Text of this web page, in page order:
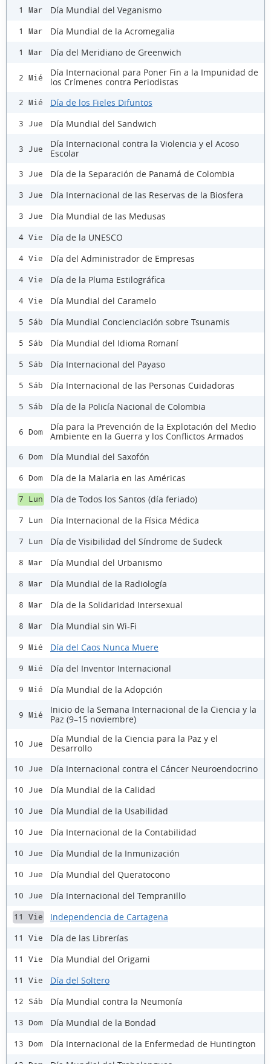
1 Mar Día Mundial del Veganismo
1 Mar Día Mundial de la Acromegalia
1 Mar Día del Meridiano de Greenwich
2 Mié
Día Internacional para Poner Fin a la Impunidad de
los Crímenes contra Periodistas
2 Mié Día de los Fieles Difuntos
3 Jue Día Mundial del Sandwich
3 Jue
Día Internacional contra la Violencia y el Acoso
Escolar
3 Jue Día de la Separación de Panamá de Colombia
3 Jue Día Internacional de las Reservas de la Biosfera
3 Jue Día Mundial de las Medusas
4 Vie Día de la UNESCO
4 Vie Día del Administrador de Empresas
4 Vie Día de la Pluma Estilográfica
4 Vie Día Mundial del Caramelo
5 Sáb Día Mundial Concienciación sobre Tsunamis
5 Sáb Día Mundial del Idioma Romaní
5 Sáb Día Internacional del Payaso
5 Sáb Día Internacional de las Personas Cuidadoras
5 Sáb Día de la Policía Nacional de Colombia
6 Dom
Día para la Prevención de la Explotación del Medio
Ambiente en la Guerra y los Conflictos Armados
6 Dom Día Mundial del Saxofón
6 Dom Día de la Malaria en las Américas
7 Lun Día de Todos los Santos (día feriado)
7 Lun Día Internacional de la Física Médica
7 Lun Día de Visibilidad del Síndrome de Sudeck
8 Mar Día Mundial del Urbanismo
8 Mar Día Mundial de la Radiología
8 Mar Día de la Solidaridad Intersexual
8 Mar Día Mundial sin Wi-Fi
9 Mié Día del Caos Nunca Muere
9 Mié Día del Inventor Internacional
9 Mié Día Mundial de la Adopción
9 Mié
Inicio de la Semana Internacional de la Ciencia y la
Paz (9–15 noviembre)
10 Jue
Día Mundial de la Ciencia para la Paz y el
Desarrollo
10 Jue Día Internacional contra el Cáncer Neuroendocrino
10 Jue Día Mundial de la Calidad
10 Jue Día Mundial de la Usabilidad
10 Jue Día Internacional de la Contabilidad
10 Jue Día Mundial de la Inmunización
10 Jue Día Mundial del Queratocono
10 Jue Día Internacional del Tempranillo
11 Vie Independencia de Cartagena
11 Vie Día de las Librerías
11 Vie Día Mundial del Origami
11 Vie Día del Soltero
12 Sáb Día Mundial contra la Neumonía
13 Dom Día Mundial de la Bondad
13 Dom Día Internacional de la Enfermedad de Huntington